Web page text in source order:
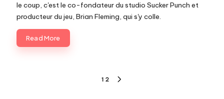
le coup, c'est le co-fondateur du studio Sucker Punch et
producteur du jeu, Brian Fleming, qui s'y colle.
Read More
1 2